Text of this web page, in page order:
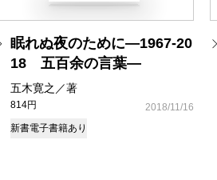
眠れぬ夜のために―1967-20
18 五百余の言葉―
五木寛之／著
814円
2018/11/16
新書電子書籍あり